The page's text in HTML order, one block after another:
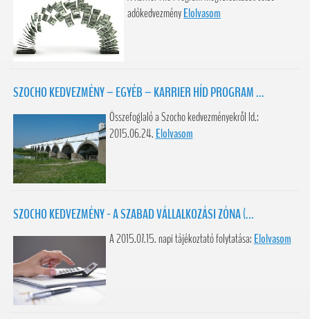
adókedvezményElolvasom
SZOCHO KEDVEZMÉNY – EGYÉB – KARRIER HÍD PROGRAM ...
Összefoglaló a Szocho kedvezményekről ld.:
2015.06.24. Elolvasom
SZOCHO KEDVEZMÉNY - A SZABAD VÁLLALKOZÁSI ZÓNA (...
A 2015.07.15. napi tájékoztató folytatása: Elolvasom